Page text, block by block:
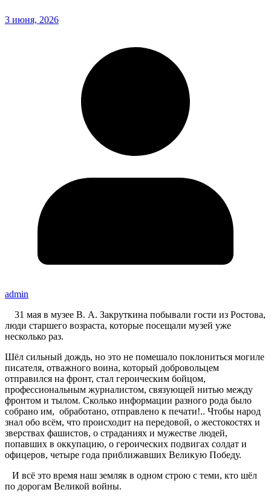
3 июня, 2026
admin
31 мая в музее В. А. Закруткина побывали гости из Ростова,
люди старшего возраста, которые посещали музей уже
несколько раз.
Шёл сильный дождь, но это не помешало поклониться могиле
писателя, отважного воина, который добровольцем
отправился на фронт, стал героическим бойцом,
профессиональным журналистом, связующей нитью между
фронтом и тылом. Сколько информации разного рода было
собрано им, обработано, отправлено к печати!.. Чтобы народ
знал обо всём, что происходит на передовой, о жестокостях и
зверствах фашистов, о страданиях и мужестве людей,
попавших в оккупацию, о героических подвигах солдат и
офицеров, четыре года приближавших Великую Победу.
И всё это время наш земляк в одном строю с теми, кто шёл
по дорогам Великой войны.